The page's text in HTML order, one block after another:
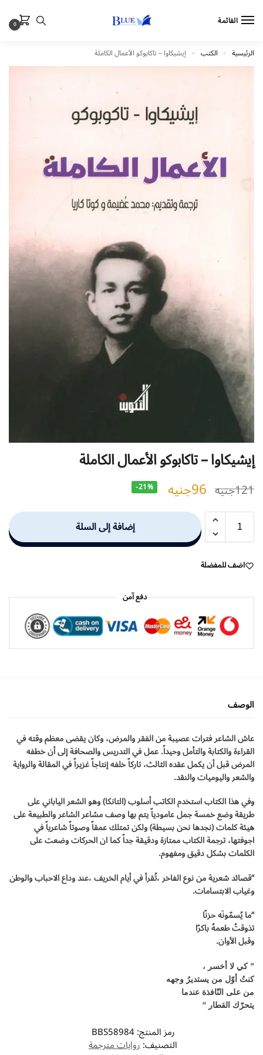
القائمة 0
الرئيسية » الكتب » إيشيكاوا – تاكابوكو الأعمال الكاملة
إيشيكاوا – تاكابوكو الأعمال الكاملة
121جنيه 96جنيه -21%
إضافة إلى السلة
اضف للمفضلة
دفع آمن
الوصف
عاش الشاعر فترات عصيبة من الفقر والمرض، وكان يقضى معظم وقته في
القراءة والكتابة والتأمل وحيداً. عمل في التدريس والصحافة إلى أن خطفه
المرض قبل أن يكمل عقده الثالث، تاركاً خلفه إنتاجاً غزيراً في المقالة والرواية
والشعر واليوميات والنقد.
وفي هذا الكتاب استخدم الكاتب أسلوب (التانكا) وهو الشعر الياباني على
طريقة وضع خمسة جمل عامودياً يتم بها وصف مشاعر الشاعر والطبيعة على
هيئة كلمات (نجدها نحن بسيطة) ولكن تمتلك عمقاً وصوتاً شاعرياً في
اجوفتها، ترجمة الكتاب ممتازة ودقيقة جداً كما ان الحركات وضعت على
الكلمات بشكل دقيق ومفهوم.
“قصائد شعرية من نوع الفاخر ،تُقرأ في أيام الخريف ،عند وداع الاحباب والوطن
وغياب الابتسامات.
“ما يُسمّونَه حزنًا
تذوقتُ طعمهُ باكرًا
وقبل الأوان.
” كي لا أخسر ،
كنتُ أوّل من يستديرُ وجهه
من على النّافذة عندما
يتحرّك القطار “
رمز المنتج:BBS58984
التصنيف:روايات مترجمة